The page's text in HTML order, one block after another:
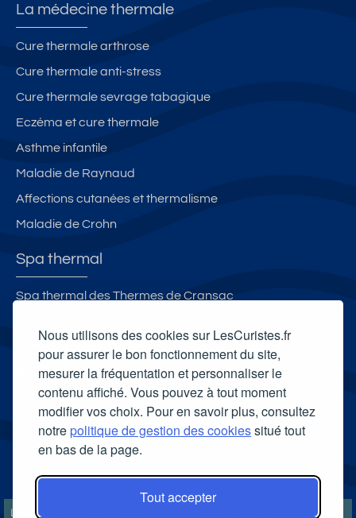
Nous utilisons des cookies sur LesCuristes.fr
pour assurer le bon fonctionnement du site,
mesurer la fréquentation et personnaliser le
contenu affiché. Vous pouvez à tout moment
modifier vos choix. Pour en savoir plus, consultez
notrepolitique de gestion des cookiessitué tout
en bas de la page.
Tout accepter
La médecine thermale
Cure thermale arthrose
Cure thermale anti-stress
Cure thermale sevrage tabagique
Eczéma et cure thermale
Asthme infantile
Maladie de Raynaud
Affections cutanées et thermalisme
Maladie de Crohn
Spa thermal
Spa thermal des Thermes de Cransac
Spa Thermal Roquebillière Thermal
Carte cadeau spa Vichy
Carte cadeau spa Bagnoles-de-l'Orne
Carte cadeau spa Saubusse
Carte cadeau spa Châtel-Guyon
LesCuristes.fr participe et est conforme à l'ensemble des